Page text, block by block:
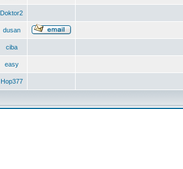
Doktor2
dusan
ciba
easy
Hop377